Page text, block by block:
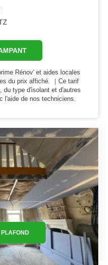
Rénov' et aides locales
du prix affiché. ｜Ce tarif
du type d'isolant et d'autres
l'aide de nos techniciens.
PLAFOND